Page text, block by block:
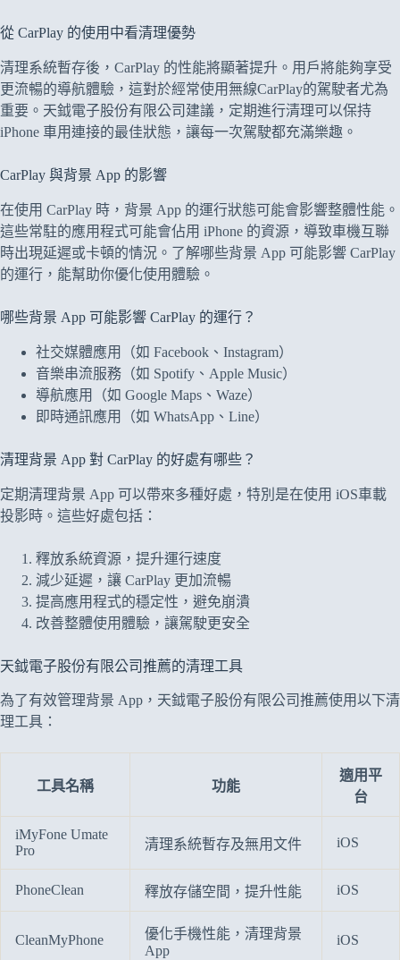
從 CarPlay 的使用中看清理優勢
清理系統暫存後，CarPlay 的性能將顯著提升。用戶將能夠享受
更流暢的導航體驗，這對於經常使用無線CarPlay的駕駛者尤為
重要。天鉞電子股份有限公司建議，定期進行清理可以保持
iPhone 車用連接的最佳狀態，讓每一次駕駛都充滿樂趣。
CarPlay 與背景 App 的影響
在使用 CarPlay 時，背景 App 的運行狀態可能會影響整體性能。
這些常駐的應用程式可能會佔用 iPhone 的資源，導致車機互聯
時出現延遲或卡頓的情況。了解哪些背景 App 可能影響 CarPlay
的運行，能幫助你優化使用體驗。
哪些背景 App 可能影響 CarPlay 的運行？
社交媒體應用（如 Facebook、Instagram）
音樂串流服務（如 Spotify、Apple Music）
導航應用（如 Google Maps、Waze）
即時通訊應用（如 WhatsApp、Line）
清理背景 App 對 CarPlay 的好處有哪些？
定期清理背景 App 可以帶來多種好處，特別是在使用 iOS車載
投影時。這些好處包括：
釋放系統資源，提升運行速度
減少延遲，讓 CarPlay 更加流暢
提高應用程式的穩定性，避免崩潰
改善整體使用體驗，讓駕駛更安全
天鉞電子股份有限公司推薦的清理工具
為了有效管理背景 App，天鉞電子股份有限公司推薦使用以下清
理工具：
工具名稱 功能
適用平
台
iMyFone Umate
Pro
清理系統暫存及無用文件 iOS
PhoneClean 釋放存儲空間，提升性能 iOS
CleanMyPhone
優化手機性能，清理背景
App
iOS